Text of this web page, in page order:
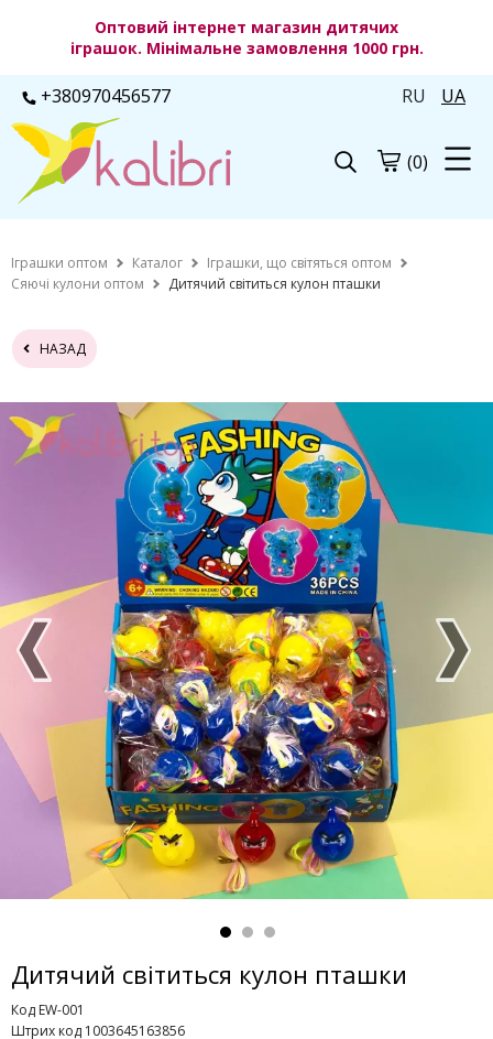
Оптовий інтернет магазин дитячих
іграшок. Мінімальне замовлення 1000 грн.
+380970456577 RU UA
(0)
Іграшки оптом Каталог
Іграшки, що світяться оптом
Сяючі кулони оптом
Дитячий світиться кулон пташки
НАЗАД
Дитячий світиться кулон пташки
Код EW-001
Штрих код 1003645163856